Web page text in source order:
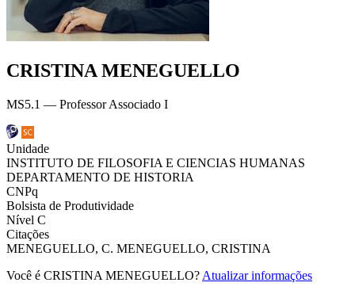
CRISTINA MENEGUELLO
MS5.1 — Professor Associado I
Unidade
INSTITUTO DE FILOSOFIA E CIENCIAS HUMANAS
DEPARTAMENTO DE HISTORIA
CNPq
Bolsista de Produtividade
Nível C
Citações
MENEGUELLO, C. MENEGUELLO, CRISTINA
Você é CRISTINA MENEGUELLO? Atualizar informações